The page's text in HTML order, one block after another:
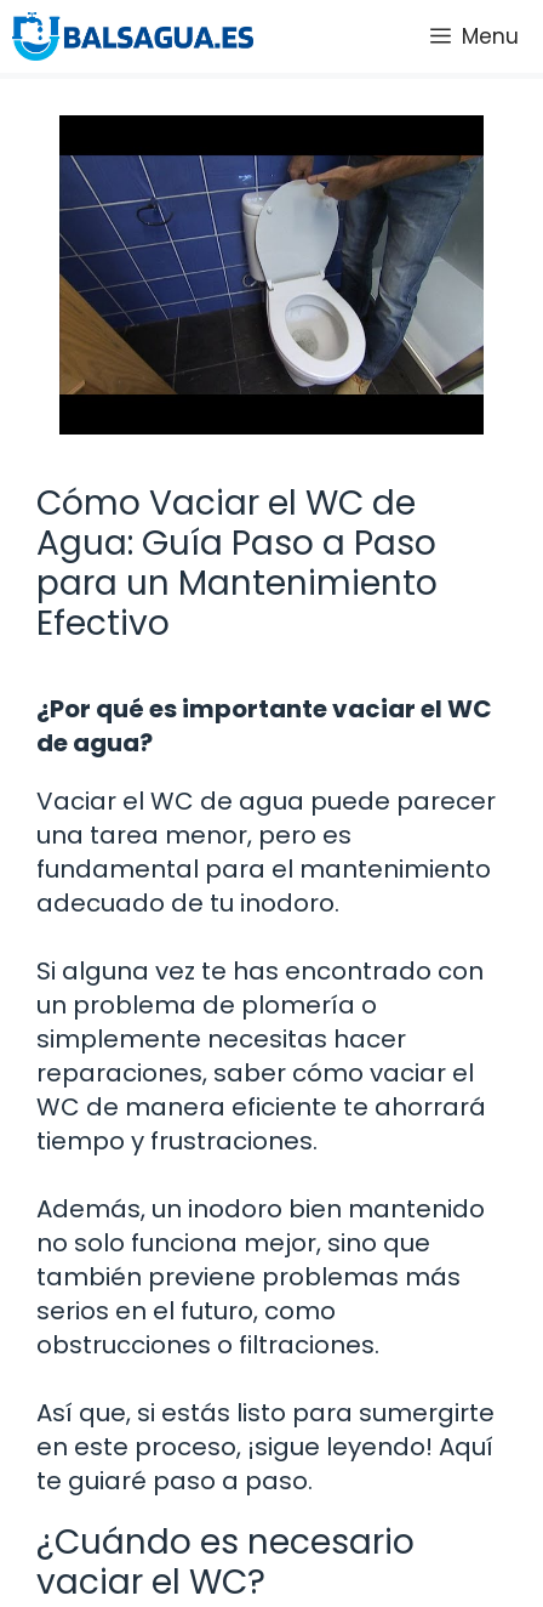
Saltar
al
Menu
Cómo Vaciar el WC de
Agua: Guía Paso a Paso
para un Mantenimiento
Efectivo
¿Por qué es importante vaciar el WC
de agua?
Vaciar el WC de agua puede parecer
una tarea menor, pero es
fundamental para el mantenimiento
adecuado de tu inodoro.
Si alguna vez te has encontrado con
un problema de plomería o
simplemente necesitas hacer
reparaciones, saber cómo vaciar el
WC de manera eficiente te ahorrará
tiempo y frustraciones.
Además, un inodoro bien mantenido
no solo funciona mejor, sino que
también previene problemas más
serios en el futuro, como
obstrucciones o filtraciones.
Así que, si estás listo para sumergirte
en este proceso, ¡sigue leyendo! Aquí
te guiaré paso a paso.
¿Cuándo es necesario
vaciar el WC?